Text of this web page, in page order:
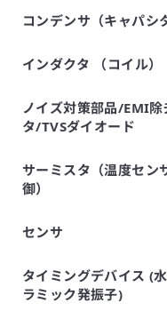
コンデンサ（キャパシ
セラミックコンデン
導電性高分子アルミ
バリアブルキャパシタ
シリコンキャパシタ
インダクタ （コイル）
ノイズ対策部品/EMI除
タ/TVSダイオード
EMI除去フィルタ （
TVSダイオード（
サーミスタ（温度セン
御）
NTCサーミスタ
PTCサーミスタ （ポ
センサ
空中超音波センサ
焦電型赤外線センサ
振動センサ
加速度センサ
傾斜センサ
ジャイロセンサ
CO2センサ
AMRセンサ （磁気
圧力センサ
土壌センサ
圧電フィルムセンサ
（Picoleaf™）
タイミングデバイス (
ラミック発振子)